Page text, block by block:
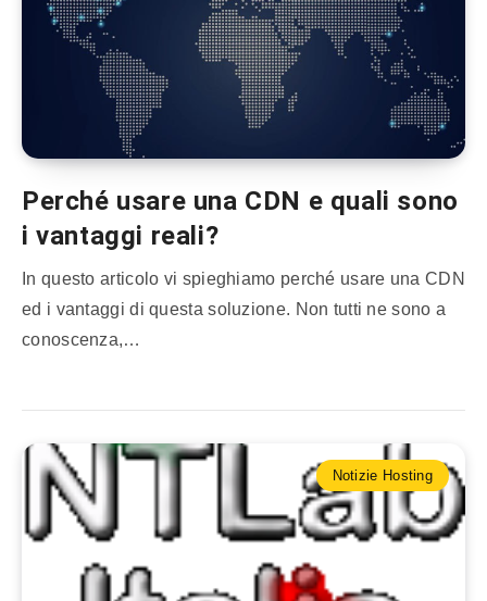
Perché usare una CDN e quali sono
i vantaggi reali?
In questo articolo vi spieghiamo perché usare una CDN
ed i vantaggi di questa soluzione. Non tutti ne sono a
conoscenza,…
Notizie Hosting